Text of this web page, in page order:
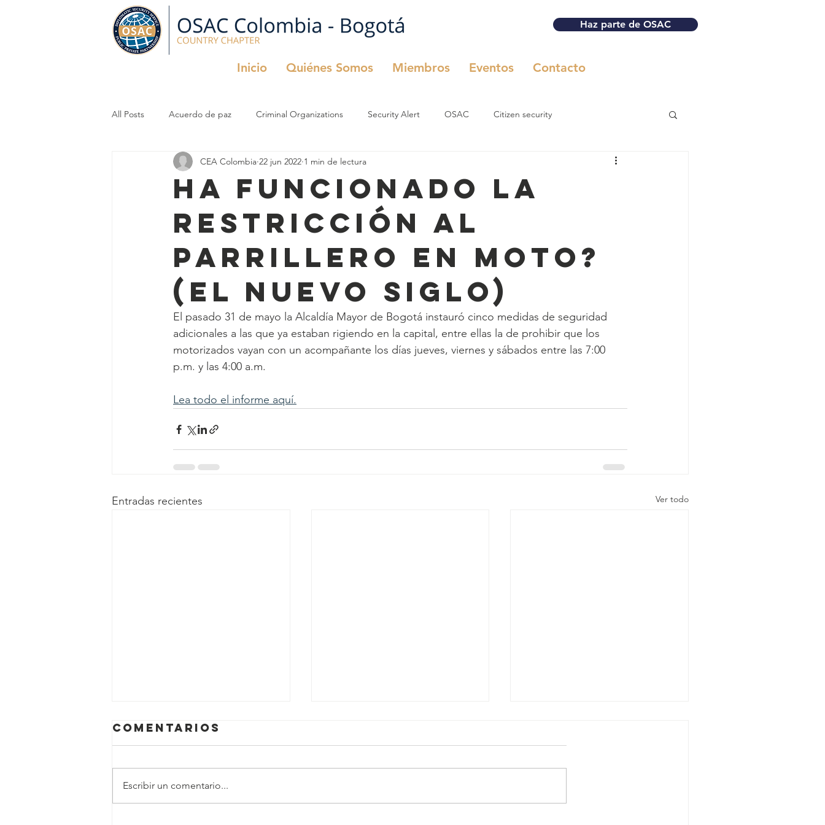
Haz parte de OSAC
Inicio Quiénes Somos Miembros Eventos Contacto
All Posts Acuerdo de paz Criminal Organizations Security Alert OSAC Citizen security
Criminal Organizations InfoSecurity OSAC
Ha funcionado la
restricción al
parrillero en moto?
(El Nuevo Siglo)
CEA Colombia 22 jun 2022 1 min de lectura
El pasado 31 de mayo la Alcaldía Mayor de Bogotá instauró cinco medidas de seguridad
adicionales a las que ya estaban rigiendo en la capital, entre ellas la de prohibir que los
motorizados vayan con un acompañante los días jueves, viernes y sábados entre las 7:00
p.m. y las 4:00 a.m.
Lea todo el informe aquí.
Entradas recientes Ver todo
Comentarios
Escribir un comentario...